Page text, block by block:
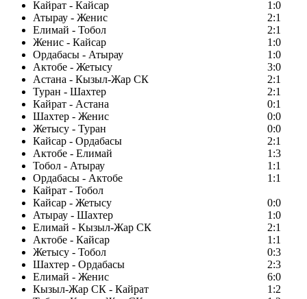
Кайрат - Кайсар
1:0
Атырау - Женис
2:1
Елимай - Тобол
2:1
Женис - Кайсар
1:0
Ордабасы - Атырау
1:0
Актобе - Жетысу
3:0
Астана - Кызыл-Жар СК
2:1
Туран - Шахтер
2:1
Кайрат - Астана
0:1
Шахтер - Женис
0:0
Жетысу - Туран
0:0
Кайсар - Ордабасы
2:1
Актобе - Елимай
1:3
Тобол - Атырау
1:1
Ордабасы - Актобе
1:1
Кайрат - Тобол
Кайсар - Жетысу
0:0
Атырау - Шахтер
1:0
Елимай - Кызыл-Жар СК
2:1
Актобе - Кайсар
1:1
Жетысу - Тобол
0:3
Шахтер - Ордабасы
2:3
Елимай - Женис
6:0
Кызыл-Жар СК - Кайрат
1:2